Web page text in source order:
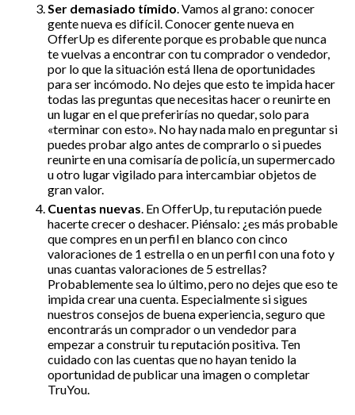
Ser demasiado tímido. Vamos al grano: conocer
gente nueva es difícil. Conocer gente nueva en
OfferUp es diferente porque es probable que nunca
te vuelvas a encontrar con tu comprador o vendedor,
por lo que la situación está llena de oportunidades
para ser incómodo. No dejes que esto te impida hacer
todas las preguntas que necesitas hacer o reunirte en
un lugar en el que preferirías no quedar, solo para
«terminar con esto». No hay nada malo en preguntar si
puedes probar algo antes de comprarlo o si puedes
reunirte en una comisaría de policía, un supermercado
u otro lugar vigilado para intercambiar objetos de
gran valor.
Cuentas nuevas. En OfferUp, tu reputación puede
hacerte crecer o deshacer. Piénsalo: ¿es más probable
que compres en un perfil en blanco con cinco
valoraciones de 1 estrella o en un perfil con una foto y
unas cuantas valoraciones de 5 estrellas?
Probablemente sea lo último, pero no dejes que eso te
impida crear una cuenta. Especialmente si sigues
nuestros consejos de buena experiencia, seguro que
encontrarás un comprador o un vendedor para
empezar a construir tu reputación positiva. Ten
cuidado con las cuentas que no hayan tenido la
oportunidad de publicar una imagen o completar
TruYou.